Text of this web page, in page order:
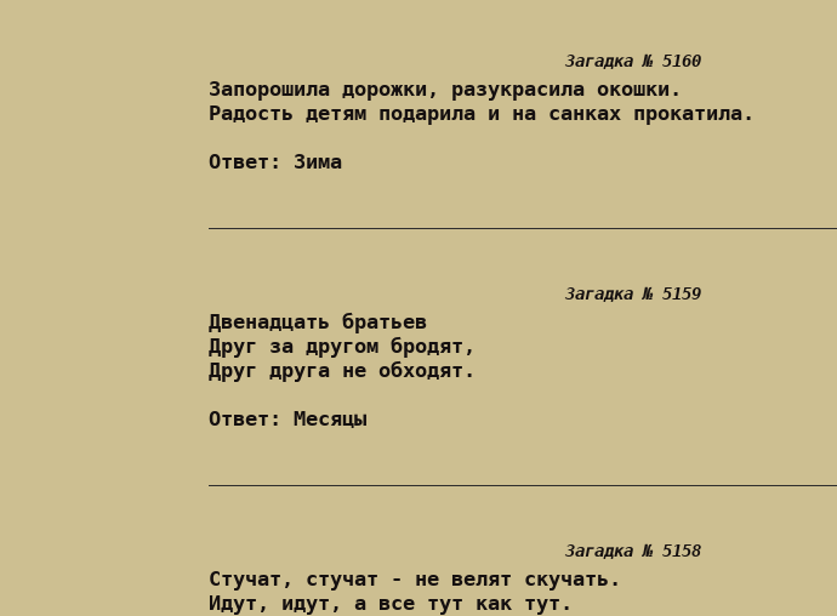
Загадка № 5160
Запорошила дорожки, разукрасила окошки.
Радость детям подарила и на санках прокатила.
Ответ: Зима
Загадка № 5159
Двенадцать братьев
Друг за другом бродят,
Друг друга не обходят.
Ответ: Месяцы
Загадка № 5158
Стучат, стучат - не велят скучать.
Идут, идут, а все тут как тут.